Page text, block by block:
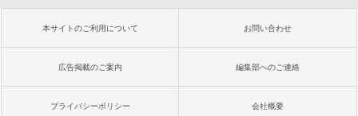
本サイトのご利用について お問い合わせ
広告掲載のご案内 編集部へのご連絡
プライバシーポリシー 会社概要